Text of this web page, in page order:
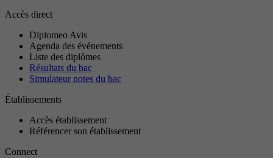
Accès direct
Diplomeo Avis
Agenda des événements
Liste des diplômes
Résultats du bac
Simulateur notes du bac
Établissements
Accès établissement
Référencer son établissement
Connect